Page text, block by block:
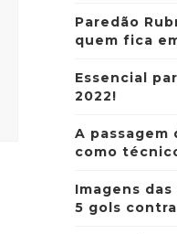
Paredão
quem fica
Essencial
2022!
A passagem
como
Imagens
5 gols